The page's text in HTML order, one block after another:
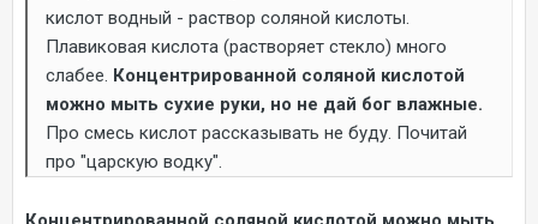
кислот водный - раствор соляной кислоты.
Плавиковая кислота (растворяет стекло) много
слабее. Концентрированной соляной кислотой
можно мыть сухие руки, но не дай бог влажные.
Про смесь кислот рассказывать не буду. Почитай
про "царскую водку".